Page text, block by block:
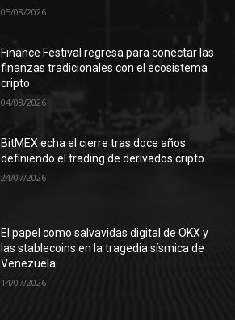
05/08/2026
Finance Festival regresa para conectar las
finanzas tradicionales con el ecosistema
cripto
04/08/2026
BitMEX echa el cierre tras doce años
definiendo el trading de derivados cripto
24/07/2026
El papel como salvavidas digital de OKX y
las stablecoins en la tragedia sísmica de
Venezuela
14/07/2026